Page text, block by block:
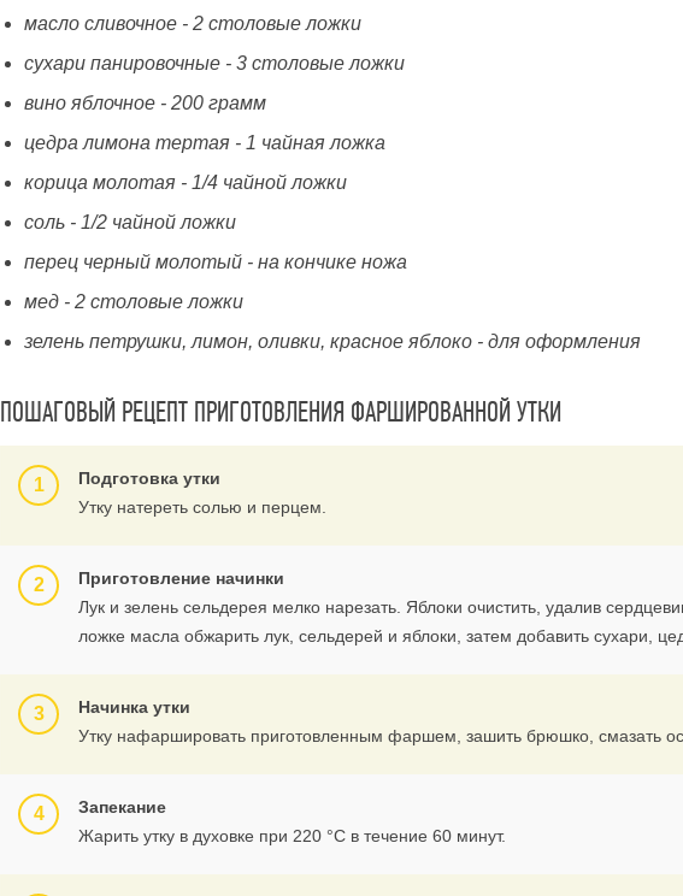
масло сливочное - 2 столовые ложки
сухари панировочные - 3 столовые ложки
вино яблочное - 200 грамм
цедра лимона тертая - 1 чайная ложка
корица молотая - 1/4 чайной ложки
соль - 1/2 чайной ложки
перец черный молотый - на кончике ножа
мед - 2 столовые ложки
зелень петрушки, лимон, оливки, красное яблоко - для оформления
ПОШАГОВЫЙ РЕЦЕПТ ПРИГОТОВЛЕНИЯ ФАРШИРОВАННОЙ УТКИ
Подготовка утки
Утку натереть солью и перцем.
Приготовление начинки
Лук и зелень сельдерея мелко нарезать. Яблоки очистить, удалив
ложке масла обжарить лук, сельдерей и яблоки, затем добавить сухари,
Начинка утки
Утку нафаршировать приготовленным фаршем, зашить брюшко, смазать
Запекание
Жарить утку в духовке при 220 °С в течение 60 минут.